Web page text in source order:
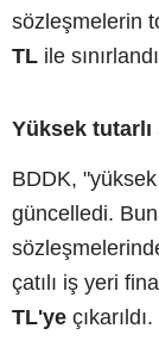
sözleşmelerin
TL ile
Yüksek
BDDK, "yüksek
güncelledi.
çatılı iş yeri
TL'ye çıkarıldı.